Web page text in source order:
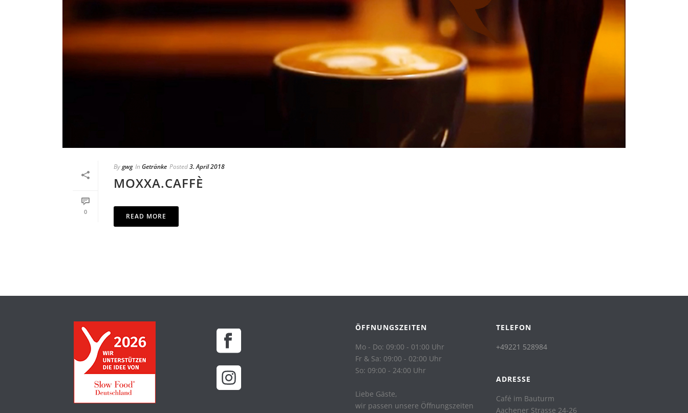
0
Bygwg In Getränke Posted3. April 2018
MOXXA.CAFFÈ
READ MORE
ÖFFNUNGSZEITEN
Mo - Do: 09:00 - 01:00 Uhr
Fr & Sa: 09:00 - 02:00 Uhr
So: 09:00 - 24:00 Uhr
Liebe Gäste,
wir passen unsere Öffnungszeiten
TELEFON
+49221 528984
ADRESSE
Café im Bauturm
Aachener Strasse 24-26